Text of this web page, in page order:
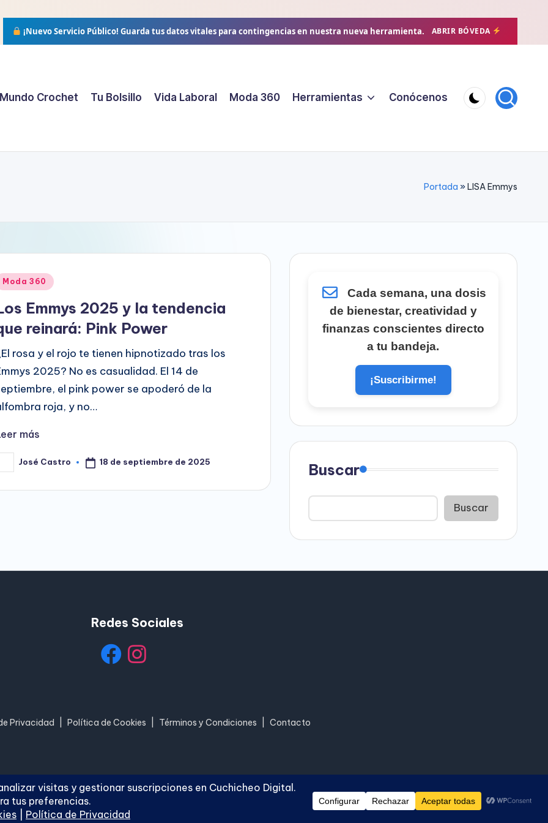
¡Nuevo Servicio Público! Guarda tus datos vitales para contingencias en nuestra nueva herramienta. ABRIR BÓVEDA
Mundo Crochet Tu Bolsillo Vida Laboral Moda 360 Herramientas Conócenos
Portada »LISA Emmys
Moda 360
Emmys 2025 y la tendencia
reinará: Pink Power
rosa y el rojo te tienen hipnotizado tras los
2025? No es casualidad. El 14 de
el pink power se apoderó de la
roja, y no…
más
PublicadoJosé Castro 18 de septiembre de 2025
Cada semana, una dosis
de bienestar, creatividad y
finanzas conscientes directo
a tu bandeja.
¡Suscribirme!
Buscar
Buscar
Redes Sociales
Privacidad Política de Cookies Términos y Condiciones Contacto
Digital. Todos los derechos reservados. Bloghash WordPress Theme